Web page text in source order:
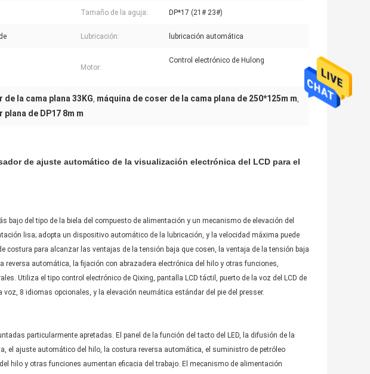
Tamaño de la aguja: DP*17 (21# 23#)
Lubricación: lubricación automática
Motor:
Control electrónico de Hulong
de la cama plana 33KG, máquina de coser de la cama plana de 250*125m m,
plana de DP17 8m m
de ajuste automático de la visualización electrónica del LCD para el
bajo del tipo de la biela del compuesto de alimentación y un mecanismo de elevación del
lisa; adopta un dispositivo automático de la lubricación, y la velocidad máxima puede
costura para alcanzar las ventajas de la tensión baja que cosen, la ventaja de la tensión baja
reversa automática, la fijación con abrazadera electrónica del hilo y otras funciones,
Utiliza el tipo control electrónico de Qixing, pantalla LCD táctil, puerto de la voz del LCD de
voz, 8 idiomas opcionales, y la elevación neumática estándar del pie del presser.
particularmente apretadas. El panel de la función del tacto del LED, la difusión de la
el ajuste automático del hilo, la costura reversa automática, el suministro de petróleo
hilo y otras funciones aumentan eficacia del trabajo. El mecanismo de alimentación